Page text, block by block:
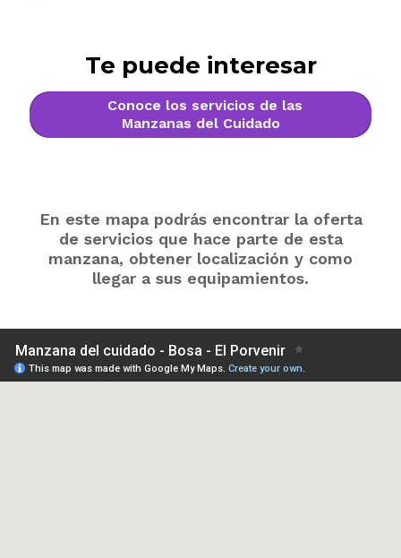
Te puede interesar
Conoce los servicios de las
Manzanas del Cuidado
En este mapa podrás encontrar la oferta
de servicios que hace parte de esta
manzana, obtener localización y como
llegar a sus equipamientos.